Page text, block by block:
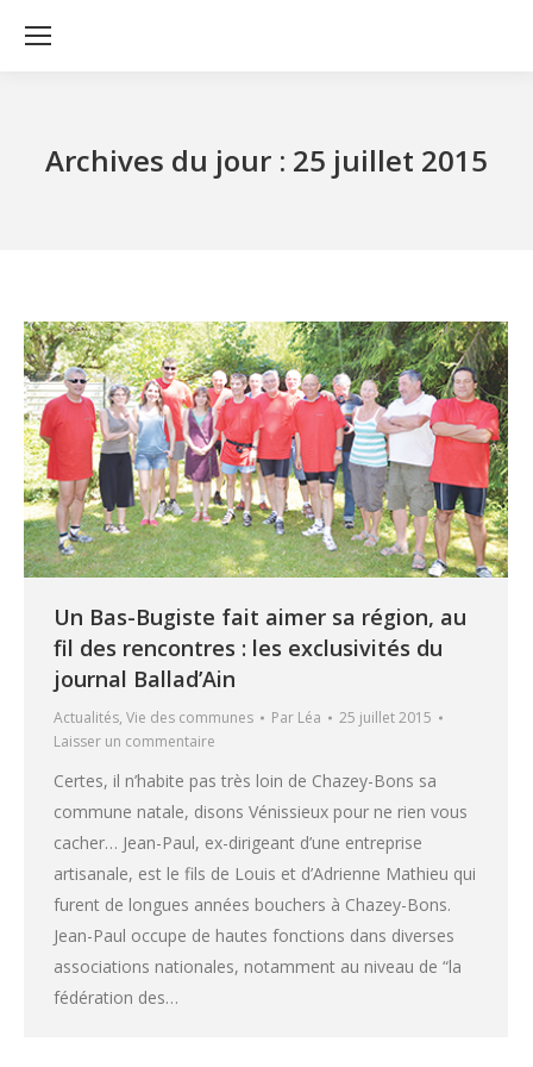
Archives du jour : 25 juillet 2015
Un Bas-Bugiste fait aimer sa région, au
fil des rencontres : les exclusivités du
journal Ballad’Ain
Actualités, Vie des communes Par Léa
25 juillet 2015
Laisser un commentaire
Certes, il n’habite pas très loin de Chazey-Bons sa
commune natale, disons Vénissieux pour ne rien vous
cacher… Jean-Paul, ex-dirigeant d’une entreprise
artisanale, est le fils de Louis et d’Adrienne Mathieu qui
furent de longues années bouchers à Chazey-Bons.
Jean-Paul occupe de hautes fonctions dans diverses
associations nationales, notamment au niveau de “la
fédération des…